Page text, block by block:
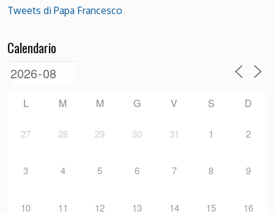
Tweets di Papa Francesco
Calendario
L M M G V S D
27 28 29 30 31 1 2
3 4 5 6 7 8 9
10 11 12 13 14 15 16